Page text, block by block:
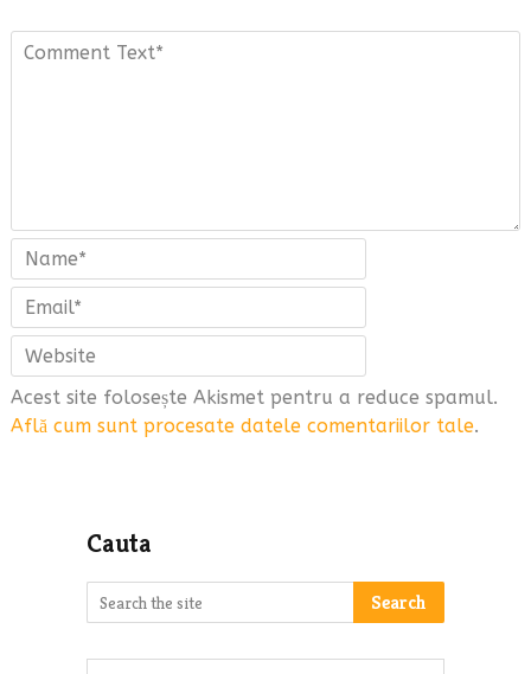
Acest site folosește Akismet pentru a reduce spamul.
Află cum sunt procesate datele comentariilor tale.
Cauta
Search